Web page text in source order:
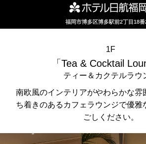
福岡市博多区博多駅前2丁目18番
1F
「Tea & Cocktail
ティー＆カクテルラウ
南欧風のインテリアがやわらかな雰
ち着きのあるカフェラウンジで優雅
ごしください。